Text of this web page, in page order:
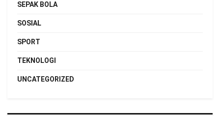
SEPAK BOLA
SOSIAL
SPORT
TEKNOLOGI
UNCATEGORIZED